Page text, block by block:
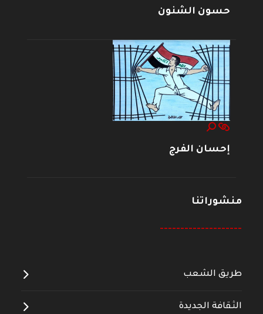
حسون الشنون
إحسان الفرج
منشوراتنا
--------------------
طريق الشعب
الثقافة الجديدة